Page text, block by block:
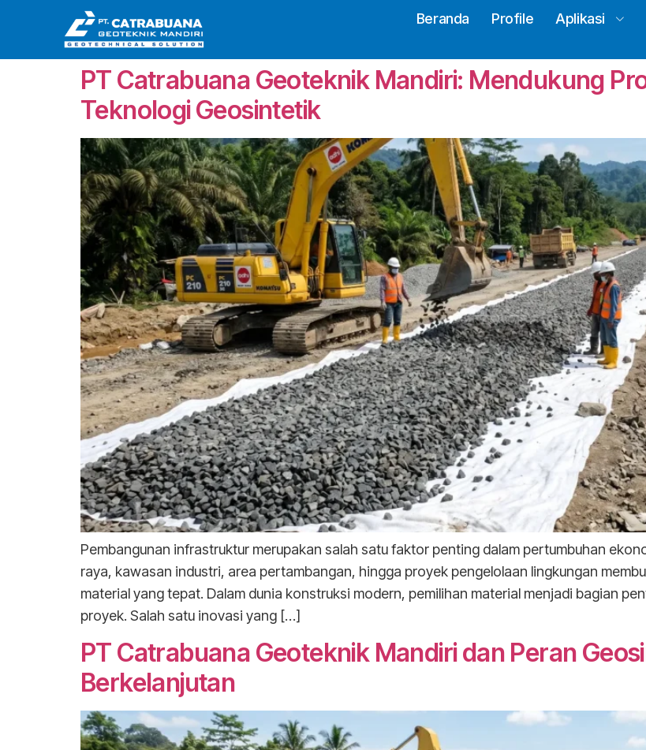
Beranda Profile Aplikasi
PT Catrabuana Geoteknik Mandiri: Mendukung
Teknologi Geosintetik
Pembangunan infrastruktur merupakan salah satu faktor penting dalam pertumbuhan
raya, kawasan industri, area pertambangan, hingga proyek pengelolaan lingkungan
material yang tepat. Dalam dunia konstruksi modern, pemilihan material menjadi bagian
proyek. Salah satu inovasi yang […]
PT Catrabuana Geoteknik Mandiri dan Peran
Berkelanjutan